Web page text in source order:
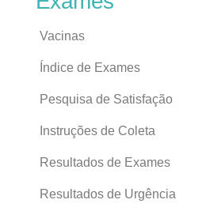
Vacinas
Índice de Exames
Pesquisa de Satisfação
Instruções de Coleta
Resultados de Exames
Resultados de Urgência